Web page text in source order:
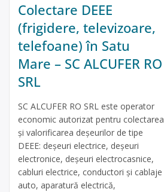
Colectare DEEE
(frigidere, televizoare,
telefoane) în Satu
Mare – SC ALCUFER RO
SRL
SC ALCUFER RO SRL este operator
economic autorizat pentru colectarea
și valorificarea deșeurilor de tipe
DEEE: deșeuri electrice, deșeuri
electronice, deșeuri electrocasnice,
cabluri electrice, conductori și cablaje
auto, aparatură electrică,